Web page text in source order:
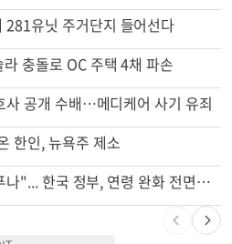
281유닛 주거단지 들어선다
충돌로 OC 주택 4채 파손
사 공개 수배…메디케어 사기 유죄
한인, 뉴욕주 제소
"65세 복수국적 빗장 푸나"... 한국 정부, 연령 완화 전면 추진